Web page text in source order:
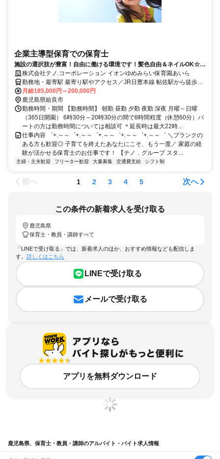
企業主導型保育での保育士
施設の選択肢が豊富！自由に働ける環境です！髪色自由＆ネイルOK☆社
宅支援制度あり
株式会社テノ.コーポレーション イオンゆめみらい保育園あいら
勤務地・最寄駅 最寄り駅やアクセス／JR日豊本線 帖佐駅から徒歩で
10分 JR日豊本線(姶良駅から徒歩で13分
月給185,000円～200,000円
鹿児島県姶良市
勤務時間・期間 【勤務時間】 朝勤 昼勤 夕勤 夜勤 深夜 月曜～日曜
（365日開園） 6時30分～20時30分の間で8時間程度（休憩60分）パ
ートの方は勤務時間については相談可 ＊延長時は最大22時...
仕事内容 ゜+.～～゜+.～～゜+.～～゜+.～～゜+.～～゜ ＼ブランクの
ある方も歓迎◎ 子育てを終えたあなたにこそ、もう一度／ 家庭の経
験が活かせる保育士のお仕事です！ 【テノ．グループ スタ...
主婦・主夫歓迎 フリーター歓迎 大量募集 交通費支給 シフト制
前へ 1 2 3 4 5 次へ
この条件の新着求人を受け取る
鹿児島県
保育士・教員・講師すべて
「LINEで受け取る」では、新着求人のほか、おすすめ情報なども配信しま
す。 詳しくはこちら
LINEで受け取る
メールで受け取る
アプリを無料ダウンロード
鹿児島県、保育士・教員・講師のアルバイト・バイト求人情報